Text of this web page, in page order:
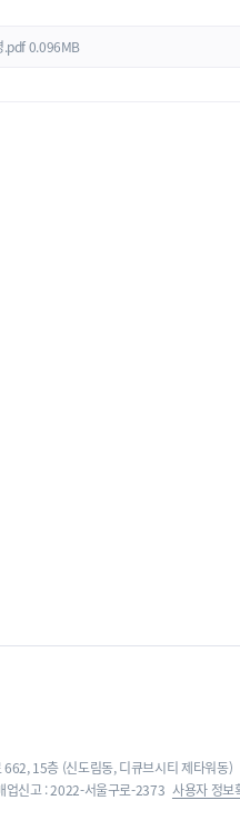
.pdf0.096MB
15층 (신도림동, 디큐브시티 제타워동)
업신고 : 2022-서울구로-2373 사용자 정보